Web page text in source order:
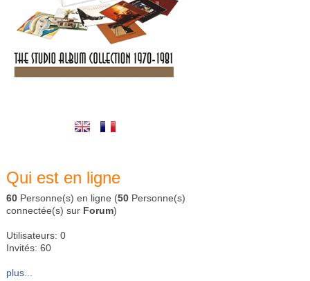
Qui est en ligne
60 Personne(s) en ligne (50 Personne(s)
connectée(s) sur Forum)
Utilisateurs: 0
Invités: 60
plus...